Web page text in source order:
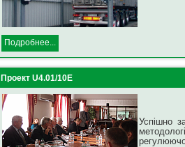
Подробнее...
Проект U4.01/10E
Успішно